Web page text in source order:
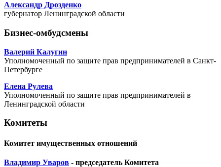
Александр Дрозденко
губернатор Ленинградской области
Бизнес-омбудсмены
Валерий Калугин
Уполномоченный по защите прав предпринимателей в Санкт-
Петербурге
Елена Рулева
Уполномоченный по защите прав предпринимателей в
Ленинградской области
Комитеты
Комитет имущественных отношений
Владимир Уваров - председатель Комитета